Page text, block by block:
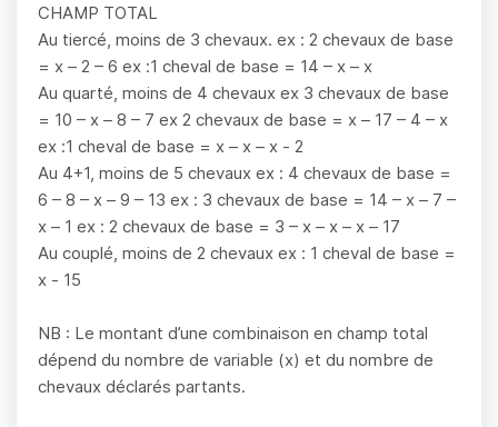
CHAMP TOTAL
Au tiercé, moins de 3 chevaux. ex : 2 chevaux de base
= x – 2 – 6 ex :1 cheval de base = 14 – x – x
Au quarté, moins de 4 chevaux ex 3 chevaux de base
= 10 – x – 8 – 7 ex 2 chevaux de base = x – 17 – 4 – x
ex :1 cheval de base = x – x – x - 2
Au 4+1, moins de 5 chevaux ex : 4 chevaux de base =
6 – 8 – x – 9 – 13 ex : 3 chevaux de base = 14 – x – 7 –
x – 1 ex : 2 chevaux de base = 3 – x – x – x – 17
Au couplé, moins de 2 chevaux ex : 1 cheval de base =
x - 15
NB : Le montant d’une combinaison en champ total
dépend du nombre de variable (x) et du nombre de
chevaux déclarés partants.